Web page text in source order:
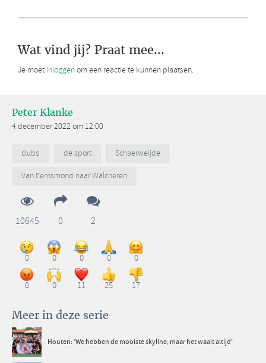
Wat vind jij? Praat mee...
Je moet inloggenom een reactie te kunnen plaatsen.
Peter Klanke
4 december 2022 om 12:00
clubs de sport
Schaerweijde
Van Eemsmond naar Walcheren
10645 0 2
0 0 0 0 0
0 0 11 25 17
Meer in deze serie
Houten: ‘We hebben de mooiste skyline, maar het waait altijd’